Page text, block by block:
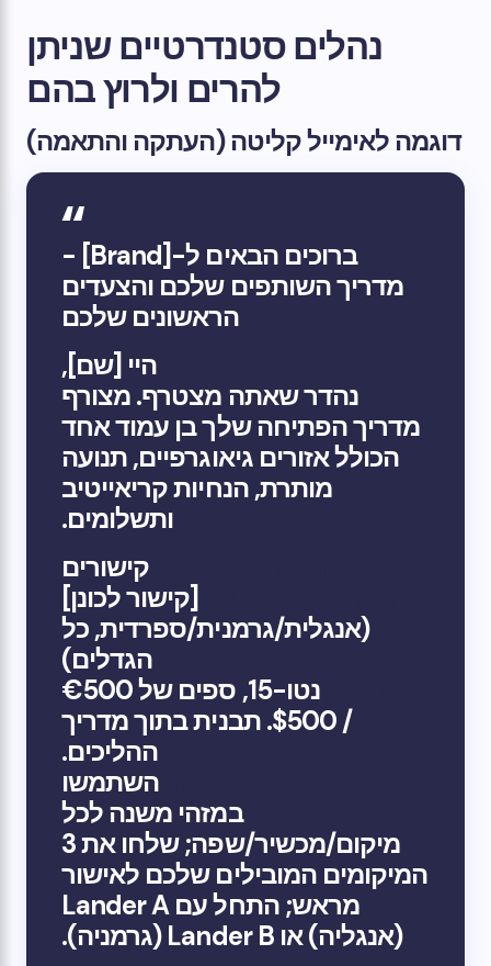
נהלים סטנדרטיים שניתן
להרים ולרוץ בהם
דוגמה לאימייל קליטה (העתקה והתאמה)
ברוכים הבאים ל-[Brand] -
מדריך השותפים שלכם והצעדים
הראשונים שלכם
היי [שם],
נהדר שאתה מצטרף. מצורף
מדריך הפתיחה שלך בן עמוד אחד
הכולל אזורים גיאוגרפיים, תנועה
מותרת, הנחיות קריאייטיב
ותשלומים.
קישורים
[קישור לכונן]
(אנגלית/גרמנית/ספרדית, כל
הגדלים)
נטו-15, ספים של €500
/ $500. תבנית בתוך מדריך
ההליכים.
השתמשו
במזהי משנה לכל
מיקום/מכשיר/שפה; שלחו את 3
המיקומים המובילים שלכם לאישור
מראש; התחל עם Lander A
(אנגליה) או Lander B (גרמניה).